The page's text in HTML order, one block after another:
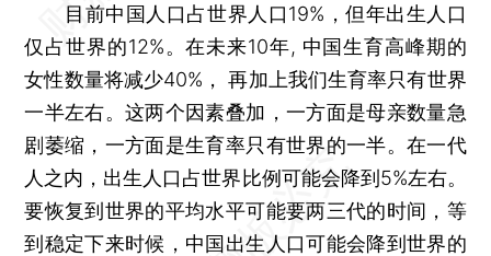
目前中国人口占世界人口19%，但年出生人口
仅占世界的12%。在未来10年, 中国生育高峰期的
女性数量将减少40%， 再加上我们生育率只有世界
一半左右。这两个因素叠加，一方面是母亲数量急
剧萎缩，一方面是生育率只有世界的一半。在一代
人之内，出生人口占世界比例可能会降到5%左右。
要恢复到世界的平均水平可能要两三代的时间，等
到稳定下来时候，中国出生人口可能会降到世界的